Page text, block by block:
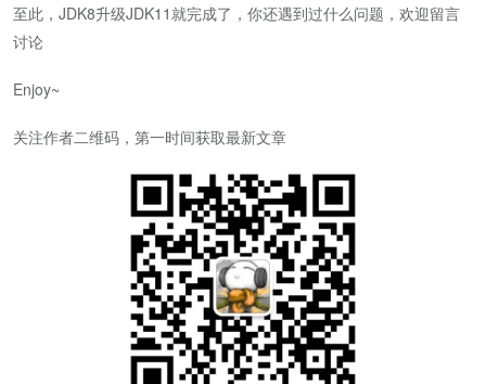
至此，JDK8升级JDK11就完成了，你还遇到过什么问题，欢迎留言
讨论
Enjoy~
关注作者二维码，第一时间获取最新文章